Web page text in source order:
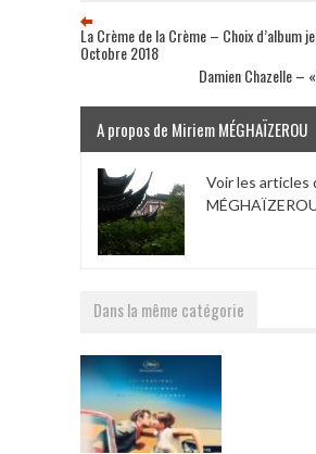
La Crème de la Crème – Choix d’album
Octobre 2018
Damien Chazelle –
A propos de Miriem MÉGHAÏZEROU
Voir les articles
Dans la même catégorie